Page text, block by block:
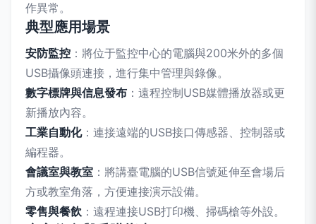
作異常。
典型應用場景
安防監控 ：將位于監控中心的電腦與200米外的多個
USB攝像頭連接，進行集中管理與錄像。
數字標牌與信息發布 ：遠程控制USB媒體播放器或更
新播放內容。
工業自動化：連接遠端的USB接口傳感器、控制器或
編程器。
會議室與教室 ：將講臺電腦的USB信號延伸至會場后
方或教室角落，方便連接演示設備。
零售與餐飲 ：遠程連接USB打印機、掃碼槍等外設。